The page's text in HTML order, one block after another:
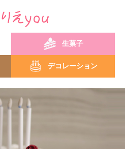
生菓子
デコレーション